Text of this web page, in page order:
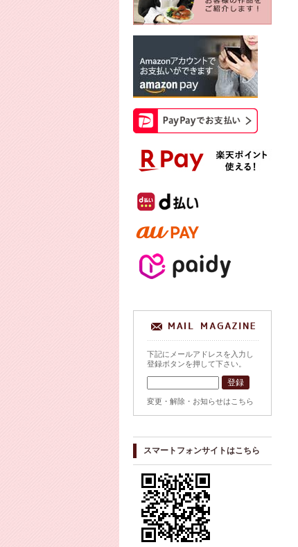
下記にメールアドレスを入力し
登録ボタンを押して下さい。
変更・解除・お知らせはこちら
スマートフォンサイトはこちら